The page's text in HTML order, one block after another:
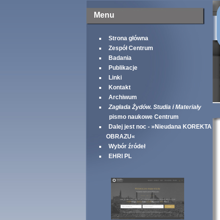
Menu
Strona główna
Zespół Centrum
Badania
Publikacje
Linki
Kontakt
Archiwum
Zagłada Żydów. Studia i Materiały
pismo naukowe Centrum
Dalej jest noc - »Nieudana KOREKTA
OBRAZU«
Wybór źródeł
EHRI PL